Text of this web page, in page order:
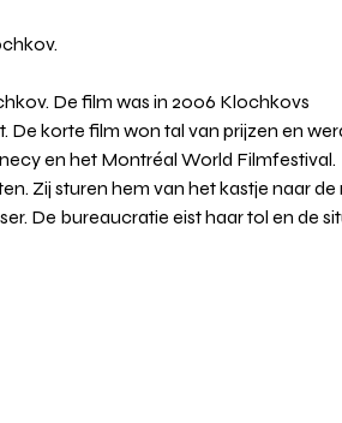
De film was in 2006 Klochkovs
korte film won tal van prijzen en
en het Montréal World Filmfestival.
Zij sturen hem van het kastje naar de
De bureaucratie eist haar tol en de